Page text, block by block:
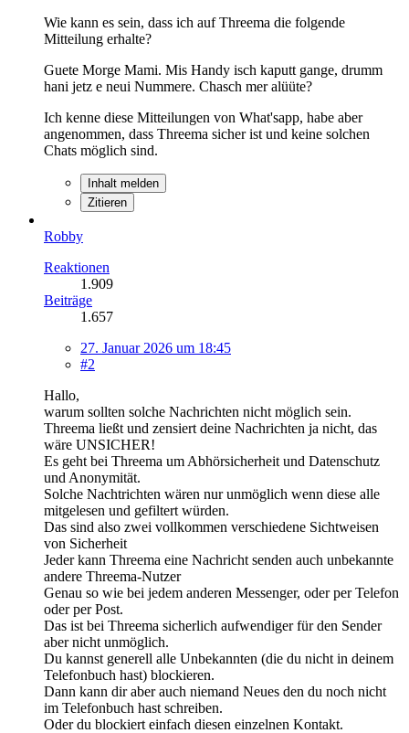
Wie kann es sein, dass ich auf Threema die folgende
Mitteilung erhalte?
Guete Morge Mami. Mis Handy isch kaputt gange, drumm
hani jetz e neui Nummere. Chasch mer alüüte?
Ich kenne diese Mitteilungen von What'sapp, habe aber
angenommen, dass Threema sicher ist und keine solchen
Chats möglich sind.
Inhalt melden
Zitieren
Robby
Reaktionen
1.909
Beiträge
1.657
27. Januar 2026 um 18:45
#2
Hallo,
warum sollten solche Nachrichten nicht möglich sein.
Threema ließt und zensiert deine Nachrichten ja nicht, das
wäre UNSICHER!
Es geht bei Threema um Abhörsicherheit und Datenschutz
und Anonymität.
Solche Nachtrichten wären nur unmöglich wenn diese alle
mitgelesen und gefiltert würden.
Das sind also zwei vollkommen verschiedene Sichtweisen
von Sicherheit
Jeder kann Threema eine Nachricht senden auch unbekannte
andere Threema-Nutzer
Genau so wie bei jedem anderen Messenger, oder per Telefon
oder per Post.
Das ist bei Threema sicherlich aufwendiger für den Sender
aber nicht unmöglich.
Du kannst generell alle Unbekannten (die du nicht in deinem
Telefonbuch hast) blockieren.
Dann kann dir aber auch niemand Neues den du noch nicht
im Telefonbuch hast schreiben.
Oder du blockiert einfach diesen einzelnen Kontakt.